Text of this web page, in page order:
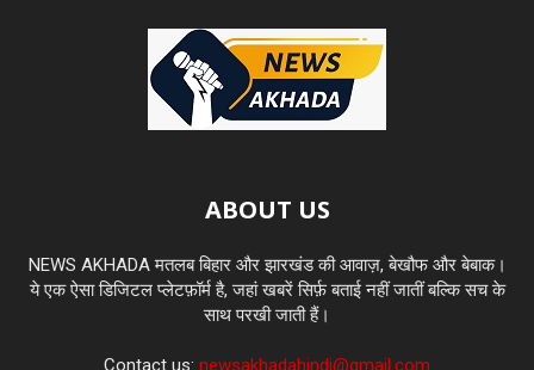
ABOUT US
NEWS AKHADA मतलब बिहार और झारखंड की आवाज़, बेखौफ और बेबाक।
ये एक ऐसा डिजिटल प्लेटफ़ॉर्म है, जहां खबरें सिर्फ़ बताई नहीं जातीं बल्कि सच के
साथ परखी जाती हैं।
Contact us: newsakhadahindi@gmail.com